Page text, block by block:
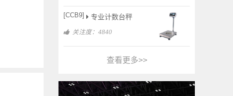
[CCB9] 专业计数台秤
关注度：4840
查看更多>>